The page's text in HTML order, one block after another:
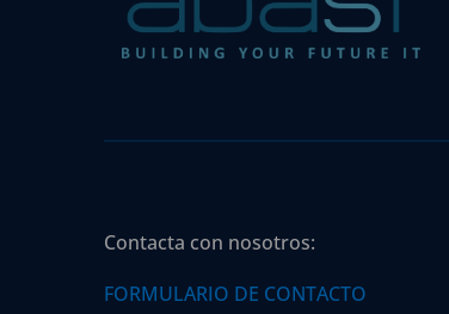
Contacta con nosotros:
FORMULARIO DE CONTACTO